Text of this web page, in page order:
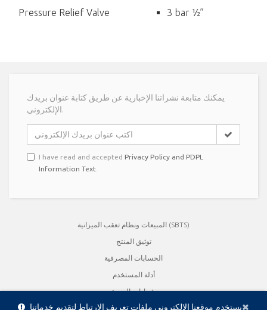
×يستخدم موقعنا الإلكتروني ملفات تعريف الارتباط لتقديم خدماتنا
Pressure Relief Valve 3 bar ½”
يمكنك متابعة نشراتنا الإخبارية عن طريق كتابة عنوان بريدك
الإلكتروني.
I have read and accepted Privacy Policy and PDPL
Information Text
المبيعات ونظام تعقب الميزانية (SBTS)
توثيق المنتج
الحسابات المصرفية
أدلة المستخدم
شهادات الجودة
الكتيبات